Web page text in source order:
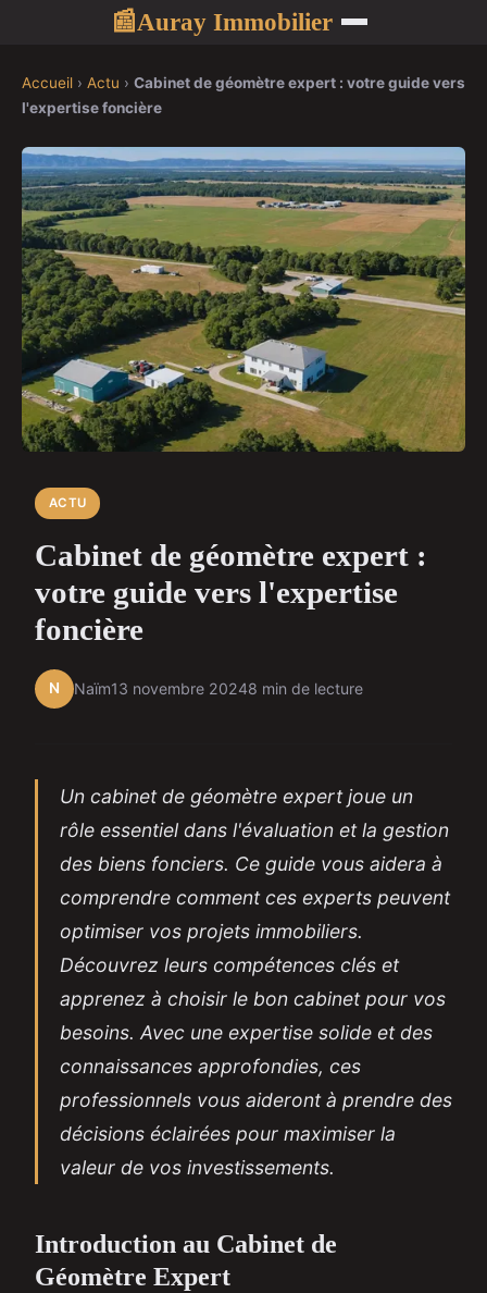
📰Auray Immobilier
Accueil › Actu › Cabinet de géomètre expert : votre guide vers
l'expertise foncière
ACTU
Cabinet de géomètre expert :
votre guide vers l'expertise
foncière
N Naïm13 novembre 20248 min de lecture
Un cabinet de géomètre expert joue un
rôle essentiel dans l'évaluation et la gestion
des biens fonciers. Ce guide vous aidera à
comprendre comment ces experts peuvent
optimiser vos projets immobiliers.
Découvrez leurs compétences clés et
apprenez à choisir le bon cabinet pour vos
besoins. Avec une expertise solide et des
connaissances approfondies, ces
professionnels vous aideront à prendre des
décisions éclairées pour maximiser la
valeur de vos investissements.
Introduction au Cabinet de
Géomètre Expert